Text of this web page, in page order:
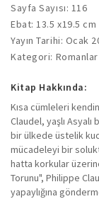
Sayfa Sayısı: 116
Ebat: 13.5 x19.5 cm
Yayın Tarihi: Ocak
Kategori: Romanlar
Kitap Hakkında:
Kısa cümleleri
Claudel, yaşlı Asyalı
bir ülkede üstelik
mücadeleyi bir
hatta korkular
Torunu", Philippe
yapaylığına